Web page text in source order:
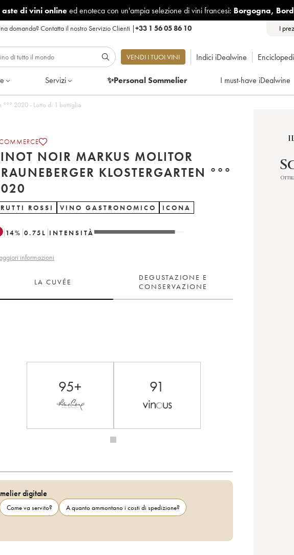
aste di vini onlineed enoteca con un'ampia selezione di vini francesi: Borgogna,
domanda?Contatta il nostro Servizio Clienti |+33 1 56 05 86 10 I
VENDI I TUOI VINI Indici iDealwine
Servizi ✨Personal Sommelier I must-have iDealwine
Pinot Noir Markus Molitor Brauneberger Klostergarten °°° 2020 - Lotto di 1 bottiglia
NOIR MARKUS MOLITOR
KLOSTERGARTEN °°°
ROSSI VINO GASTRONOMICO ICONA
14% 0.75 L INTENSITÀ
informazioni
LA CUVÉE
DEGUSTAZIONE E
CONSERVAZIONE
95+ 91
digitale
Come va servito?
A quanto ammontano i costi di spedizione?